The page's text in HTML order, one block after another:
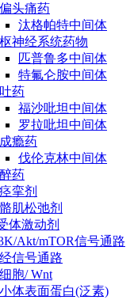
头痛药
汰格帕特中间体
神经系统药物
匹普鲁多中间体
特氟仑胺中间体
药
福沙吡坦中间体
罗拉吡坦中间体
瘾药
伐伦克林中间体
药
挛剂
肌松弛剂
体激动剂
Akt/mTOR信号通路
信号通路
胞/ Wnt
体表面蛋白(泛素)